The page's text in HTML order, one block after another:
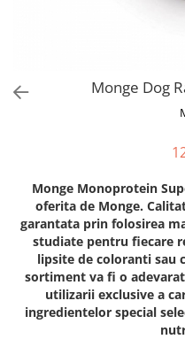
Hrana umeda
Batoane branza Yak
Castroane si Dozatoare
Culcusuri
Custi si Genti de Transport
Diete veterinare
Monge Dog
Monge Monoprotein
oferita de Monge.
garantata prin folosirea
studiate pentru fiecare
lipsite de coloranti sau
sortiment va fi o
utilizarii exclusive a
ingredientelor special